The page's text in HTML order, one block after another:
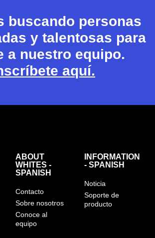
buscando personas
y talentosas para
a nuestro equipo.
aquí.
ABOUT
WHITES -
SPANISH
Contacto
Sobre nosotros
Conoce al
equipo
INFORMATION
- SPANISH
Noticia
Soporte de
producto